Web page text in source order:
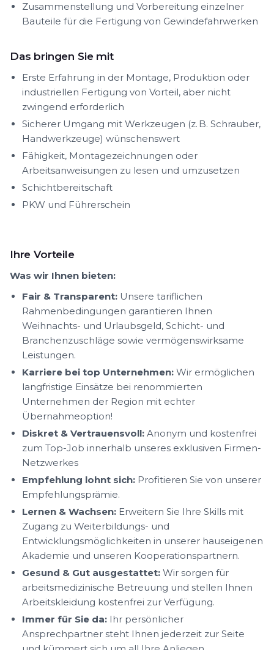
Zusammenstellung und Vorbereitung einzelner
Bauteile für die Fertigung von Gewindefahrwerken
Das bringen Sie mit
Erste Erfahrung in der Montage, Produktion oder
industriellen Fertigung von Vorteil, aber nicht
zwingend erforderlich
Sicherer Umgang mit Werkzeugen (z. B. Schrauber,
Handwerkzeuge) wünschenswert
Fähigkeit, Montagezeichnungen oder
Arbeitsanweisungen zu lesen und umzusetzen
Schichtbereitschaft
PKW und Führerschein
Ihre Vorteile
Was wir Ihnen bieten:
Fair & Transparent: Unsere tariflichen
Rahmenbedingungen garantieren Ihnen
Weihnachts- und Urlaubsgeld, Schicht- und
Branchenzuschläge sowie vermögenswirksame
Leistungen.
Karriere bei top Unternehmen: Wir ermöglichen
langfristige Einsätze bei renommierten
Unternehmen der Region mit echter
Übernahmeoption!
Diskret & Vertrauensvoll: Anonym und kostenfrei
zum Top-Job innerhalb unseres exklusiven Firmen-
Netzwerkes
Empfehlung lohnt sich: Profitieren Sie von unserer
Empfehlungsprämie.
Lernen & Wachsen: Erweitern Sie Ihre Skills mit
Zugang zu Weiterbildungs- und
Entwicklungsmöglichkeiten in unserer hauseigenen
Akademie und unseren Kooperationspartnern.
Gesund & Gut ausgestattet: Wir sorgen für
arbeitsmedizinische Betreuung und stellen Ihnen
Arbeitskleidung kostenfrei zur Verfügung.
Immer für Sie da: Ihr persönlicher
Ansprechpartner steht Ihnen jederzeit zur Seite